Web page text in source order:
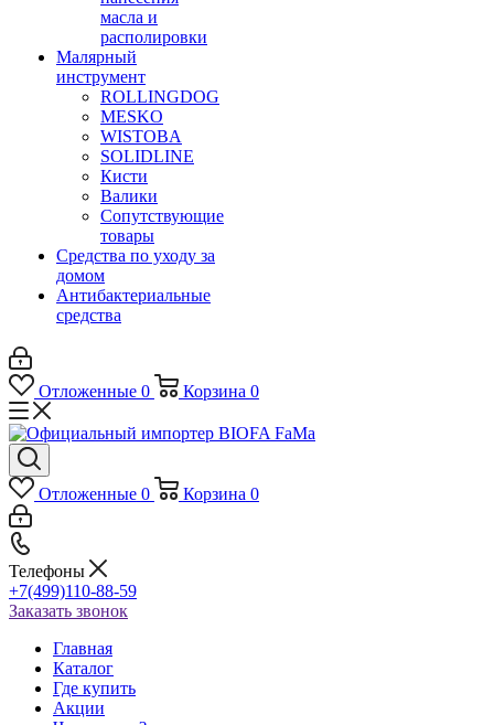
масла и
располировки
Малярный
инструмент
ROLLINGDOG
MESKO
WISTOBA
SOLIDLINE
Кисти
Валики
Сопутствующие
товары
Средства по уходу за
домом
Антибактериальные
средства
Отложенные 0 Корзина 0
Отложенные 0 Корзина 0
Телефоны
+7(499)110-88-59
Заказать звонок
Главная
Каталог
Где купить
Акции